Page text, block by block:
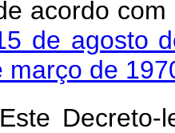
acordo
de agosto
março de